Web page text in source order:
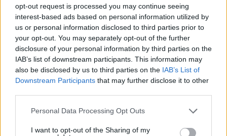
opt-out request is processed you may continue seeing
interest-based ads based on personal information utilized by
us or personal information disclosed to third parties prior to
your opt-out. You may separately opt-out of the further
disclosure of your personal information by third parties on the
IAB’s list of downstream participants. This information may
also be disclosed by us to third parties on the IAB’s List of
Downstream Participants that may further disclose it to other
Please note that this website/app uses one or more Google
not limited to your visit or usage behaviour. You may click to
Personal Data Processing Opt Outs
I want to opt-out of the Sharing of my
ΡΟΗ ΕΙΔΗΣΕΩΝ
Ειδήσεις Δημοφιλή Σχολιασμένα
Το μενού της ημέρας - Τι τρώμε σήμερα Κυριακή
πριν 37 λεπτά
Φωτιά σε εγκαταστάσεις της Aramco στην Τζιζάν της